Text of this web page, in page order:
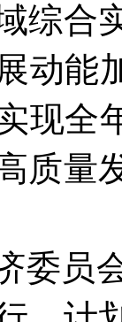
综合
动能
现全
质量
委员